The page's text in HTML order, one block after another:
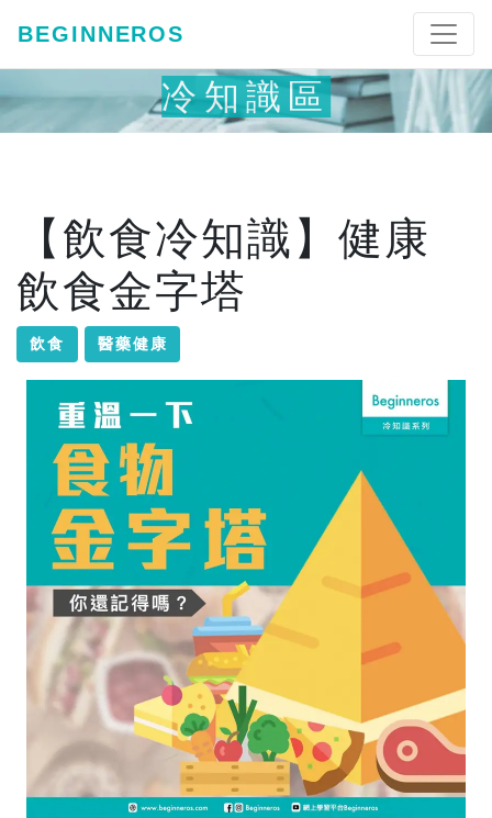
BEGINNEROS
冷知識區
【飲食冷知識】健康
飲食金字塔
飲食 醫藥健康